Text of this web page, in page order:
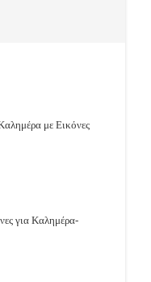
με Εικόνες
για Καλημέρα-